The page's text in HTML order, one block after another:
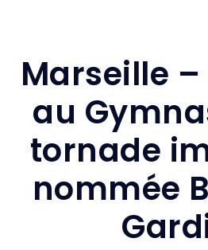
Marseille
au
tornade
nommée